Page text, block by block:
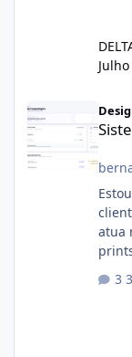
atua
com